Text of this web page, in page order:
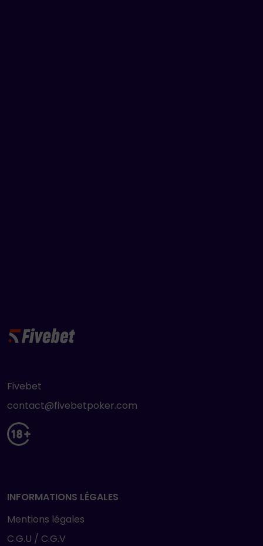
Fivebet
contact@fivebetpoker.com
INFORMATIONS LÉGALES
Mentions légales
C.G.U / C.G.V